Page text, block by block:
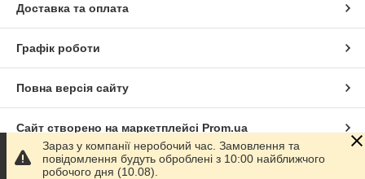
Доставка та оплата
Графік роботи
Повна версія сайту
Сайт створено на маркетплейсі Prom.ua
Політика конфіденційності
Зараз у компанії неробочий час. Замовлення та
повідомлення будуть оброблені з 10:00 найближчого
робочого дня (10.08).